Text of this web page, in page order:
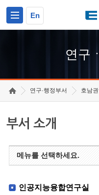
En
연구
연구·행정부서 호남
부서 소개
메뉴를 선택하세요.
인공지능융합연구실